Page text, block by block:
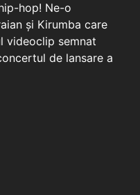
hop! Ne-o
și Kirumba care
videoclip semnat
de lansare a